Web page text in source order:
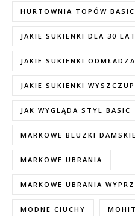
HURTOWNIA TOPÓW BASIC
JAKIE SUKIENKI DLA 30
JAKIE SUKIENKI
JAKIE SUKIENKI
JAK WYGLĄDA STYL BASIC
MARKOWE BLUZKI
MARKOWE UBRANIA
MARKOWE UBRANIA
MODNE CIUCHY